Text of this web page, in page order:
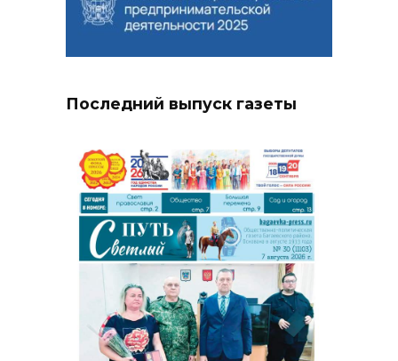
Последний выпуск газеты